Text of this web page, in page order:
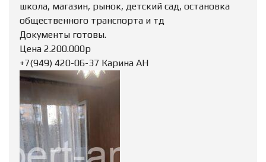
школа, магазин, рынок, детский сад, остановка
общественного транспорта и тд
Документы готовы.
Цена 2.200.000р
+7(949) 420-06-37 Карина АН